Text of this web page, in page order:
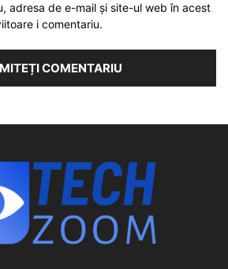
adresa de e-mail și site-ul web în acest
i comentariu.